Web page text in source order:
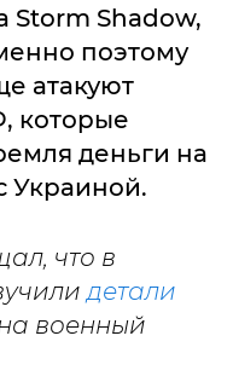
Storm Shadow,
поэтому
атакуют
которые
деньги на
Украиной.
что в
детали
военный